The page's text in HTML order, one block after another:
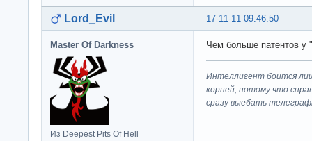
17-11-11 09:46:50
Lord_Evil
Master Of Darkness
Из Deepest Pits Of Hell
Чем больше патентов у
Интеллигент боится
корней, потому что
сразу выeбaть